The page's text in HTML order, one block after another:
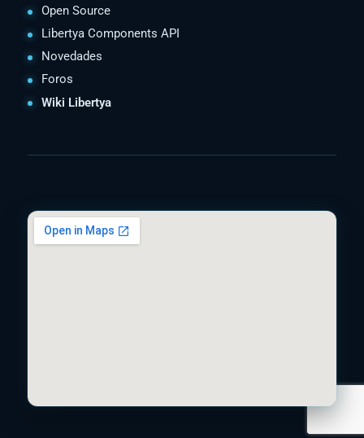
Open Source
Libertya Components API
Novedades
Foros
Wiki Libertya